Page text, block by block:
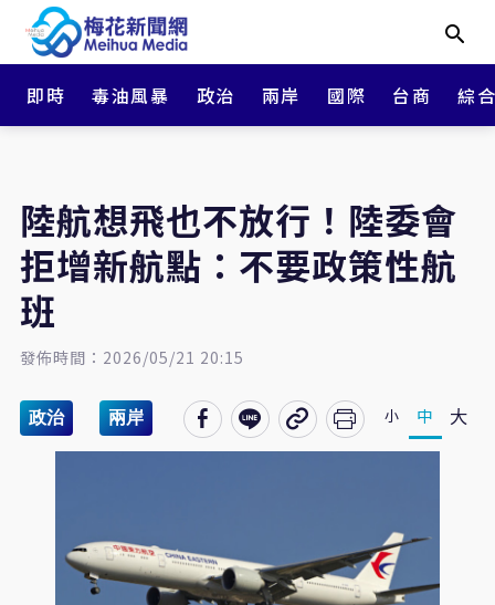
即時 毒油風暴 政治 兩岸 國際 台商 綜
陸航想飛也不放行！陸委會
拒增新航點：不要政策性航
班
發佈時間：2026/05/21 20:15
政治 兩岸 小 中 大